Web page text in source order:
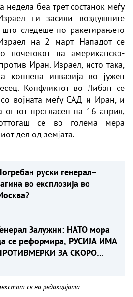
недела беа трет состанок меѓу
ги засили воздушните
следеше по ракетирањето
на 2 март. Нападот се
почетокот на американско-
Иран. Израел, исто така,
копнена инвазија во јужен
Конфликтот во Либан се
војната меѓу САД и Иран, и
огнот прогласен на 16 април,
оттогаш се во голема мера
дел од земјата.
руски генерал–
во експлозија во
Залужни: НАТО мора
се реформира, РУСИЈА ИМА
ЗА СКОРО
се на редакцијата